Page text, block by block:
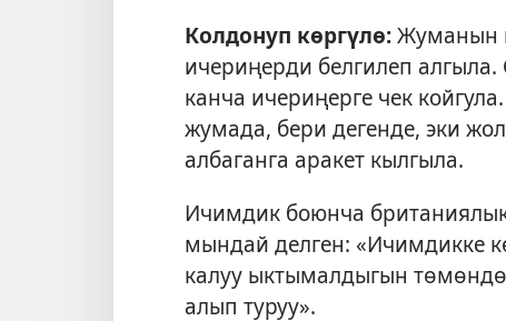
Колдонуп көргүлө:Жуманын
ичериңерди белгилеп
канча ичериңерге чек
жумада, бери дегенде, эки
албаганга аракет кылгыла.
Ичимдик боюнча
мындай делген: «Ичимдикке
калуу ыктымалдыгын
алып туруу».